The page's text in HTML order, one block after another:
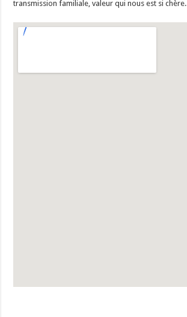
transmission familiale, valeur qui nous est si chère.